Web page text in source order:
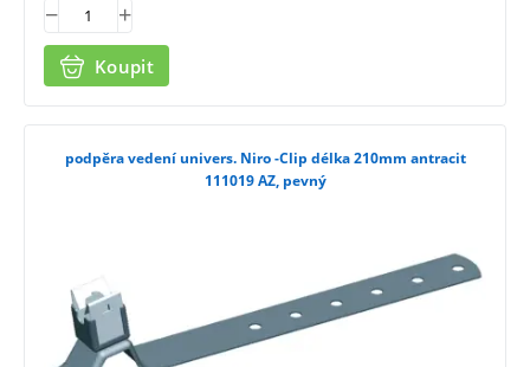
Koupit
podpěra vedení univers. Niro -Clip délka 210mm antracit
111019 AZ, pevný